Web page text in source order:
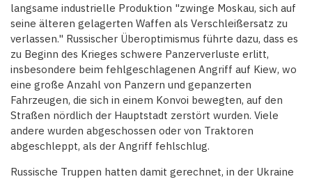
langsame industrielle Produktion "zwinge Moskau, sich auf
seine älteren gelagerten Waffen als Verschleißersatz zu
verlassen." Russischer Überoptimismus führte dazu, dass es
zu Beginn des Krieges schwere Panzerverluste erlitt,
insbesondere beim fehlgeschlagenen Angriff auf Kiew, wo
eine große Anzahl von Panzern und gepanzerten
Fahrzeugen, die sich in einem Konvoi bewegten, auf den
Straßen nördlich der Hauptstadt zerstört wurden. Viele
andere wurden abgeschossen oder von Traktoren
abgeschleppt, als der Angriff fehlschlug.
Russische Truppen hatten damit gerechnet, in der Ukraine